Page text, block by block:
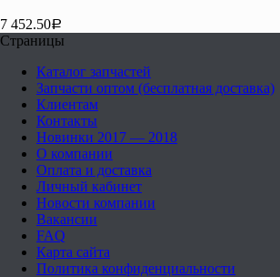
7 452.50Р
Страницы
Каталог запчастей
Запчасти оптом (бесплатная доставка)
Клиентам
Контакты
Новинки 2017 — 2018
О компании
Оплата и доставка
Личный кабинет
Новости компании
Вакансии
FAQ
Карта сайта
Политика конфиденциальности